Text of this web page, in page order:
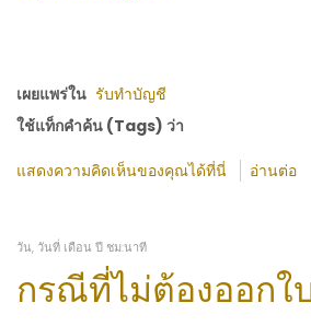
เผยแพร่ใน รับทำบัญชี
ใช้แท็กคำค้น (Tags) ว่า
แสดงความคิดเห็นของคุณได้ที่นี่ อ่านต่อ
วัน, วันที่ เดือน ปี ชม:นาที
กรณีที่ไม่ต้องออกใ